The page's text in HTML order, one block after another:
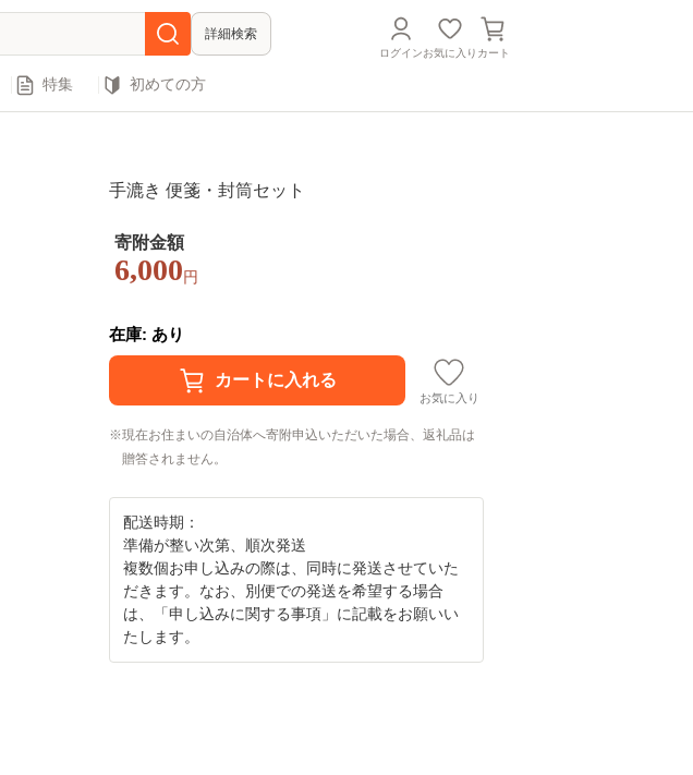
詳細検索
ログインお気に入り カート
特集 初めての方
手漉き 便箋・封筒セット
寄附金額
6,000 円
在庫: あり
お気に入り
現在お住まいの自治体へ寄附申込いただいた場合、返礼品は
贈答されません。
配送時期：
準備が整い次第、順次発送
複数個お申し込みの際は、同時に発送させていた
だきます。なお、別便での発送を希望する場合
は、「申し込みに関する事項」に記載をお願いい
たします。